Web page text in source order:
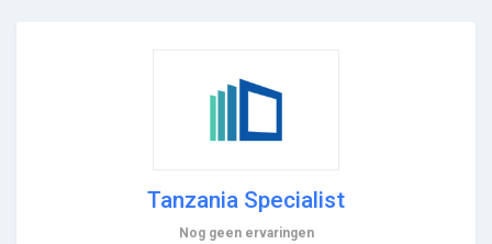
Tanzania Specialist
Nog geen ervaringen